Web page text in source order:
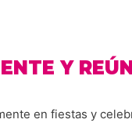
Y
en fiestas y